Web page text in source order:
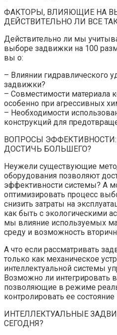
ФАКТОРЫ, ВЛИЯЮЩИЕ НА
ДЕЙСТВИТЕЛЬНО ЛИ ВСЕ
Действительно ли мы
выборе задвижки на 100
вы о:
– Влиянии гидравлического
задвижки?
– Совместимости материала
особенно при агрессивных
– Необходимости
конструкций для
ВОПРОСЫ
ДОСТИЧЬ БОЛЬШЕГО?
Неужели существующие
оборудования позволяют
эффективности системы? А
оптимизировать процесс
снизить затраты на
как быть с экологическими
мы влияние используемых
среду и возможность
А что если рассматривать
только как механическое
интеллектуальной системы
Возможно ли интегрировать
позволяющие в режиме
контролировать ее
ИНТЕЛЛЕКТУАЛЬНЫЕ
СЕГОДНЯ?